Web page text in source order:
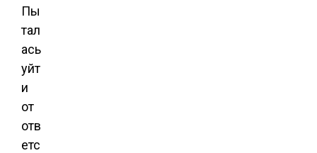
Пы
тал
ась
уйт
и
от
отв
етс